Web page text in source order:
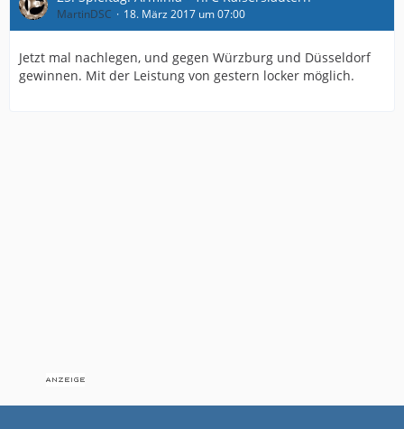
MartinDSC 18. März 2017 um 07:00
Jetzt mal nachlegen, und gegen Würzburg und Düsseldorf
gewinnen. Mit der Leistung von gestern locker möglich.